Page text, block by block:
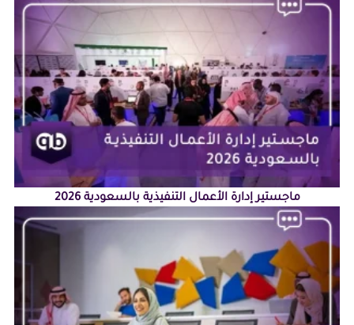
ماجستير إدارة الأعمال التنفيذية بالسعودية 2026